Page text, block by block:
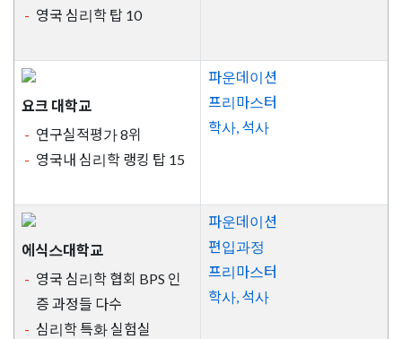
영국 심리학 탑 10
요크 대학교
연구실적평가 8위
영국내 심리학 랭킹 탑 15
파운데이션
프리마스터
학사, 석사
에식스대학교
영국 심리학 협회 BPS 인
증 과정들 다수
심리학 특화 실험실
파운데이션
편입과정
프리마스터
학사, 석사